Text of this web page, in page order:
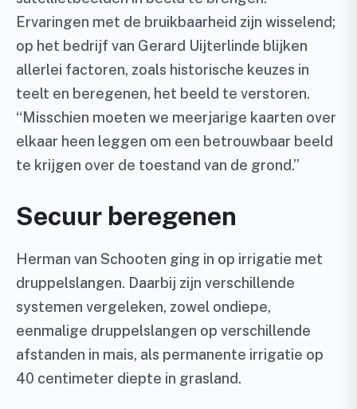
Ervaringen met de bruikbaarheid zijn wisselend;
op het bedrijf van Gerard Uijterlinde blijken
allerlei factoren, zoals historische keuzes in
teelt en beregenen, het beeld te verstoren.
“Misschien moeten we meerjarige kaarten over
elkaar heen leggen om een betrouwbaar beeld
te krijgen over de toestand van de grond.”
Secuur beregenen
Herman van Schooten ging in op irrigatie met
druppelslangen. Daarbij zijn verschillende
systemen vergeleken, zowel ondiepe,
eenmalige druppelslangen op verschillende
afstanden in mais, als permanente irrigatie op
40 centimeter diepte in grasland.